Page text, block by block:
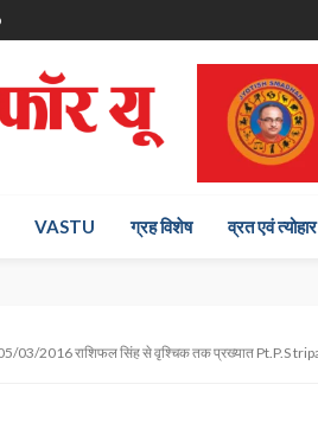
VASTU ग्रह विशेष व्रत एवं त्योहार
2016 राशिफल सिंह से वृश्चिक तक प्रख्यात Pt.P.S tripathi (पं.पी